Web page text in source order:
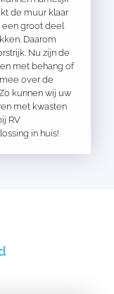
de muur klaar
groot deel
Daarom
Nu zijn de
met behang of
over de
kunnen wij uw
met kwasten
RV
in huis!